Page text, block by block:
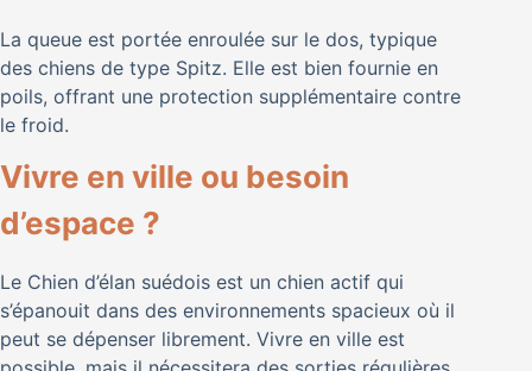
La queue est portée enroulée sur le dos, typique
des chiens de type Spitz. Elle est bien fournie en
poils, offrant une protection supplémentaire contre
le froid.
Vivre en ville ou besoin
d’espace ?
Le Chien d’élan suédois est un chien actif qui
s’épanouit dans des environnements spacieux où il
peut se dépenser librement. Vivre en ville est